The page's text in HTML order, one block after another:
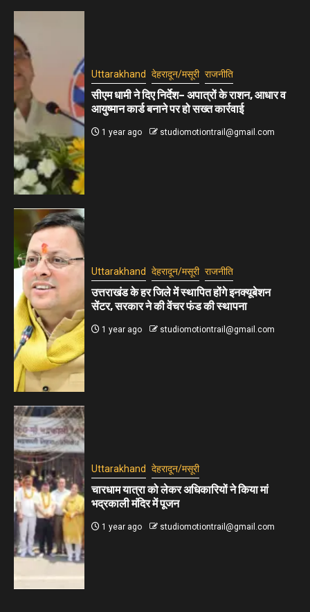
Uttarakhand देहरादून/मसूरी राजनीति
सीएम धामी ने दिए निर्देश– अपात्रों के राशन, आधार व
आयुष्मान कार्ड बनाने पर हो सख्त कार्रवाई
1 year ago studiomotiontrail@gmail.com
Uttarakhand देहरादून/मसूरी राजनीति
उत्तराखंड के हर जिले में स्थापित होंगे इनक्यूबेशन
सेंटर, सरकार ने की वेंचर फंड की स्थापना
1 year ago studiomotiontrail@gmail.com
Uttarakhand देहरादून/मसूरी
चारधाम यात्रा को लेकर अधिकारियों ने किया मां
भद्रकाली मंदिर में पूजन
1 year ago studiomotiontrail@gmail.com